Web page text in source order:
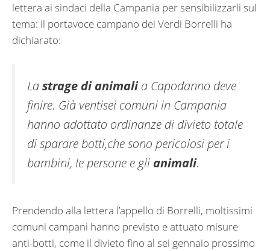
lettera ai sindaci della Campania per sensibilizzarli sul
tema: il portavoce campano dei Verdi Borrelli ha
dichiarato:
Lastrage di animalia Capodanno deve
finire. Già ventisei comuni in Campania
hanno adottato ordinanze di divieto totale
di sparare botti,che sono pericolosi per i
bambini, le persone e gli animali.
Prendendo alla lettera l’appello di Borrelli, moltissimi
comuni campani hanno previsto e attuato misure
anti-botti, come il divieto fino al sei gennaio prossimo